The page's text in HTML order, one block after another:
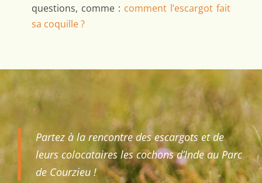
questions, comme : comment l’escargot fait
sa coquille ?
Partez à la rencontre des escargots et de
leurs colocataires les cochons d’Inde au Parc
de Courzieu !